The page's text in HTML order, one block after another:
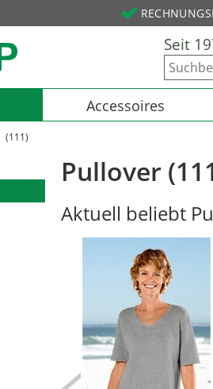
Seit
Accessoires
(111)
Pullover
Aktuell beliebt